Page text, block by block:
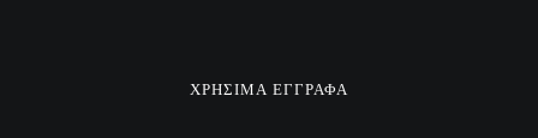
ΧΡΗΣΙΜΑ ΕΓΓΡΑΦΑ